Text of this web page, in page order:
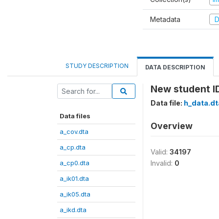
Metadata
STUDY DESCRIPTION DATA DESCRIPTION
Data files
a_cov.dta
a_cp.dta
a_cp0.dta
a_ik01.dta
a_ik05.dta
a_ikd.dta
New student
Data file:
Overview
Valid: 34197
Invalid: 0